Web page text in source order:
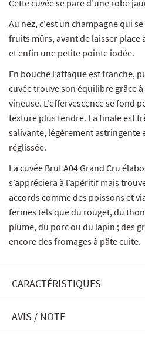
Cette cuvée se pare d’une robe
Au nez, c'est un champagne qui
fruits mûrs, avant de laisser place
et enfin une petite pointe iodée.
En bouche l’attaque est franche,
cuvée trouve son équilibre grâce
vineuse. L’effervescence se fond
texture plus tendre. La finale est
salivante, légèrement astringente
réglissée.
La cuvée Brut A04 Grand Cru
s’appréciera à l’apéritif mais
accords comme des poissons et
fermes tels que du rouget, du
plume, du porc ou du lapin ; des
encore des fromages à pâte cuite.
CARACTÉRISTIQUES
AVIS / NOTE